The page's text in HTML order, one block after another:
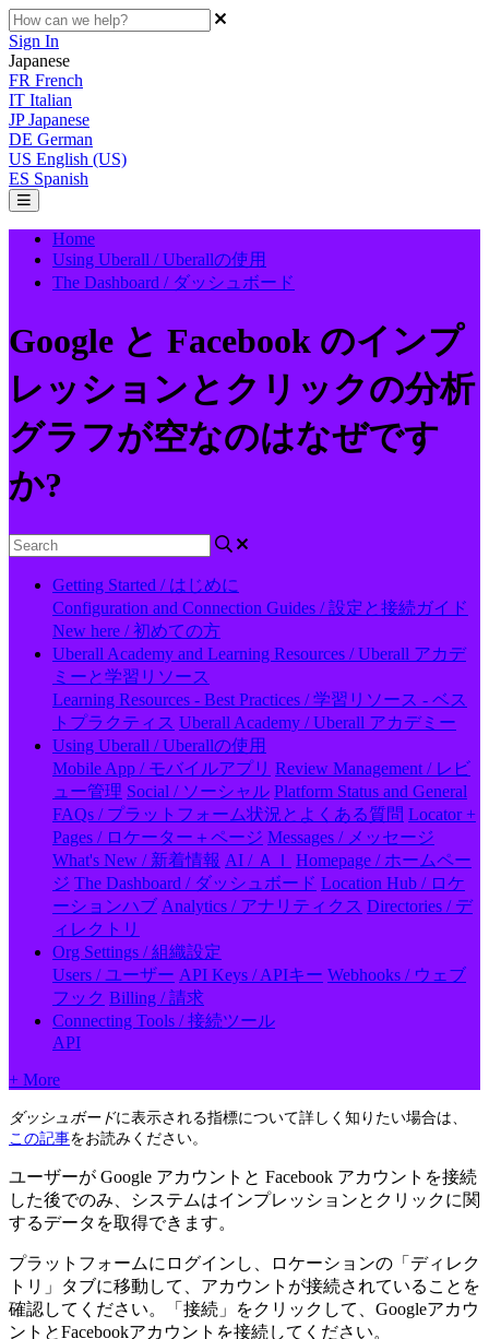
Sign In
Japanese
FR French
IT Italian
JP Japanese
DE German
US English (US)
ES Spanish
Home
Using Uberall / Uberallの使用
The Dashboard / ダッシュボード
Google と Facebook のインプ
レッションとクリックの分析
グラフが空なのはなぜです
か?
Getting Started / はじめに
Configuration and Connection Guides / 設定と接続ガイド
New here / 初めての方
Uberall Academy and Learning Resources / Uberall アカデ
ミーと学習リソース
Learning Resources - Best Practices / 学習リソース - ベス
トプラクティス Uberall Academy / Uberall アカデミー
Using Uberall / Uberallの使用
Mobile App / モバイルアプリ Review Management / レビ
ュー管理 Social / ソーシャル Platform Status and General
FAQs / プラットフォーム状況とよくある質問 Locator +
Pages / ロケーター＋ページ Messages / メッセージ
What's New / 新着情報 AI / ＡＩ
Homepage / ホームペー
ジ The Dashboard / ダッシュボード Location Hub / ロケ
ーションハブ Analytics / アナリティクス Directories / デ
ィレクトリ
Org Settings / 組織設定
Users / ユーザー API Keys / APIキー Webhooks / ウェブ
フック Billing / 請求
Connecting Tools / 接続ツール
API
+ More
ダッシュボードに表示される指標について詳しく知りたい場合は、
この記事をお読みください。
ユーザーが Google アカウントと Facebook アカウントを接続
した後でのみ、システムはインプレッションとクリックに関
するデータを取得できます。
プラットフォームにログインし、ロケーションの「ディレク
トリ」タブに移動して、アカウントが接続されていることを
確認してください。「接続」をクリックして、Googleアカウ
ントとFacebookアカウントを接続してください。